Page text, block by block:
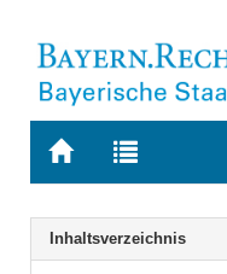
Zur
BAYERN.RECHT
Zur
letzten
Suche
Navigation
Inhaltsverzeichnis